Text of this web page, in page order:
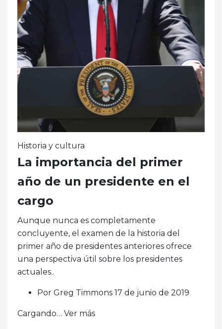
Historia y cultura
La importancia del primer
año de un presidente en el
cargo
Aunque nunca es completamente
concluyente, el examen de la historia del
primer año de presidentes anteriores ofrece
una perspectiva útil sobre los presidentes
actuales..
Por Greg Timmons 17 de junio de 2019
Cargando… Ver más